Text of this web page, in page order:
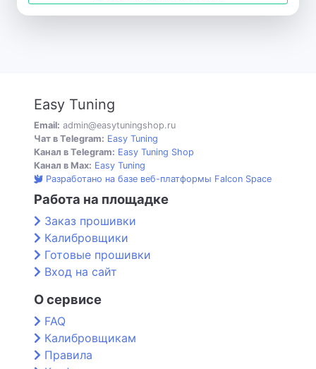
Easy Tuning
Email: admin@easytuningshop.ru
Чат в Telegram: Easy Tuning
Канал в Telegram: Easy Tuning Shop
Канал в Max: Easy Tuning
Разработано на базе веб-платформы Falcon Space
Работа на площадке
Заказ прошивки
Калибровщики
Готовые прошивки
Вход на сайт
О сервисе
FAQ
Калибровщикам
Правила